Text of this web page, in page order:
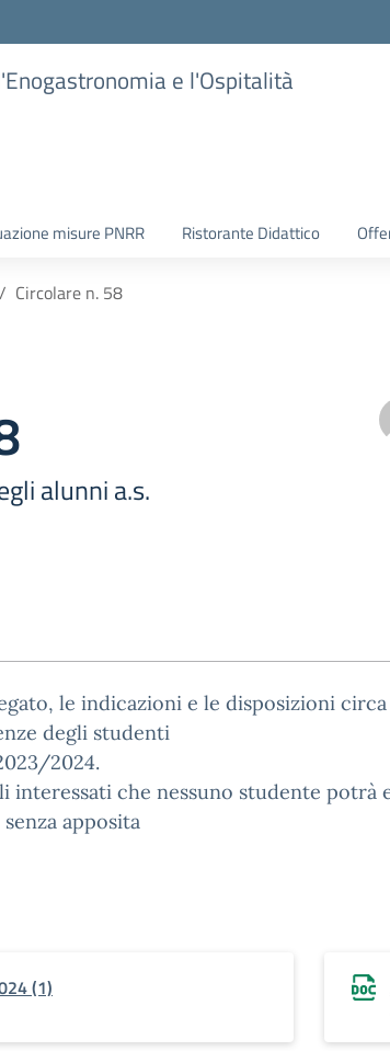
e l'Ospitalità
misure PNRR Ristorante Didattico
Circolare n. 58
alunni a.s.
le indicazioni e le disposizioni circa
degli studenti
2024.
interessati che nessuno studente potrà
apposita
(1)